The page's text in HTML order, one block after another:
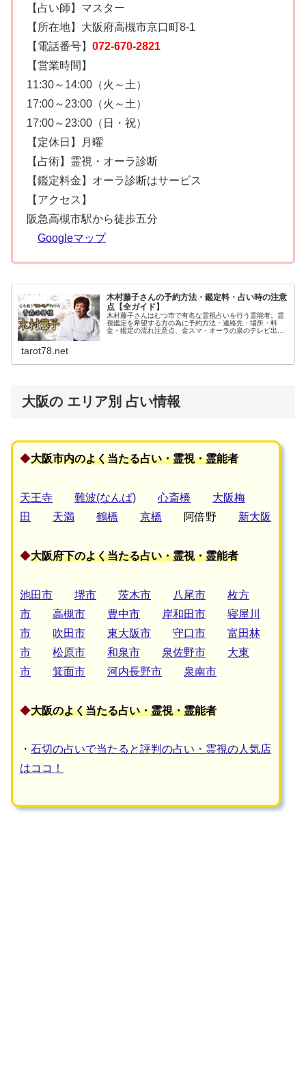
【占い師】マスター
【所在地】大阪府高槻市京口町8-1
【電話番号】 072-670-2821
【営業時間】
11:30～14:00（火～土）
17:00～23:00（火～土）
17:00～23:00（日・祝）
【定休日】月曜
【占術】霊視・オーラ診断
【鑑定料金】オーラ診断はサービス
【アクセス】
阪急高槻市駅から徒歩五分
Googleマップ
木村藤子さんの予約方法・鑑定料・占い時の注意
点【全ガイド】
木村藤子さんはむつ市で有名な霊視占いを行う霊能者。霊
視鑑定を希望する方の為に予約方法・連絡先・場所・料
金・鑑定の流れ注意点、金スマ・オーラの泉のテレビ出演
tarot78.net
大阪の エリア別 占い情報
◆大阪市内のよく当たる占い・霊視・霊能者
天王寺 難波(なんば) 心斎橋
大阪梅
田
天満 鶴橋 京橋 阿倍野 新大阪
◆大阪府下のよく当たる占い・霊視・霊能者
池田市 堺市 茨木市 八尾市
枚方
市
高槻市 豊中市 岸和田市
寝屋川
市
吹田市 東大阪市 守口市
富田林
市
松原市 和泉市 泉佐野市
大東
市
箕面市 河内長野市 泉南市
◆大阪のよく当たる占い・霊視・霊能者
・ 石切の占いで当たると評判の占い・霊視の人気店
はココ！